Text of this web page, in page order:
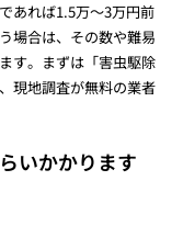
あれば1.5万〜3万円前
場合は、その数や難易
す。まずは「害虫駆除
現地調査が無料の業者
いかかります